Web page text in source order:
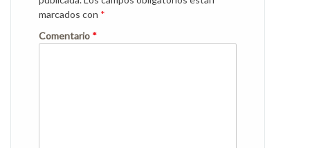
marcados con *
Comentario *